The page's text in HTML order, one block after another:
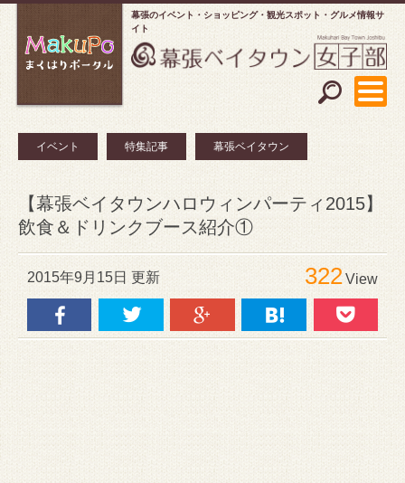
幕張のイベント・ショッピング
観光スポット・グルメ情報サ
イト
イベント 特集記事 幕張ベイタウン
【幕張ベイタウンハロウィンパーティ2015】
飲食＆ドリンクブース紹介①
2015年9月15日 更新 322View